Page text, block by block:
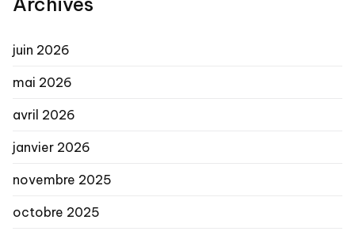
juin 2026
mai 2026
avril 2026
janvier 2026
novembre 2025
octobre 2025